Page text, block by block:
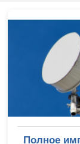
Полное